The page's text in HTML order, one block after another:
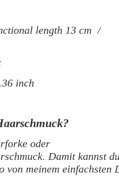
length 13 cm /
inch
oder
Damit kannst
von meinem einfachsten